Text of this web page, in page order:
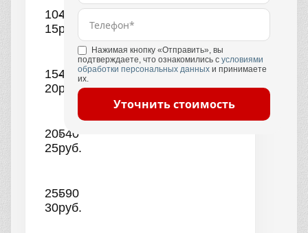
10-
15
440
руб.
15-
20
490
руб.
20-
25
540
руб.
25-
30
590
руб.
Нажимая кнопку «Отправить», вы
подтверждаете, что ознакомились с условиями
обработки персональных данных и принимаете
их.
Уточнить стоимость